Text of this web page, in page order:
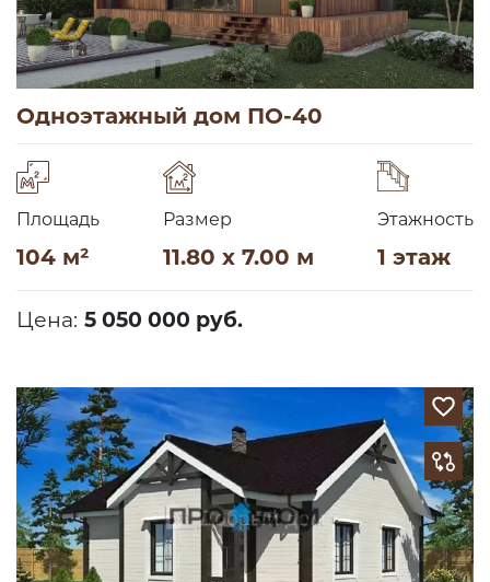
Одноэтажный дом ПО-40
Площадь
104 м²
Размер
11.80 x 7.00 м
Этажность
1 этаж
Цена: 5 050 000 руб.